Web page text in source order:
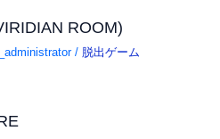
ROOM)
/ 脱出ゲーム